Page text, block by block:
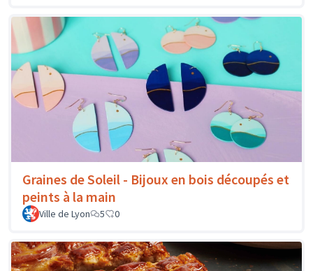
Graines de Soleil - Bijoux en bois découpés et
peints à la main
Ville de Lyon 5 0